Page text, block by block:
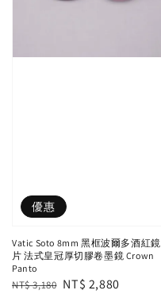
優惠
Vatic Soto 8mm 黑框波爾多酒紅鏡
片 法式皇冠厚切膠卷墨鏡 Crown
Panto
Regular
NT$ 3,180 Sale
NT$ 2,880